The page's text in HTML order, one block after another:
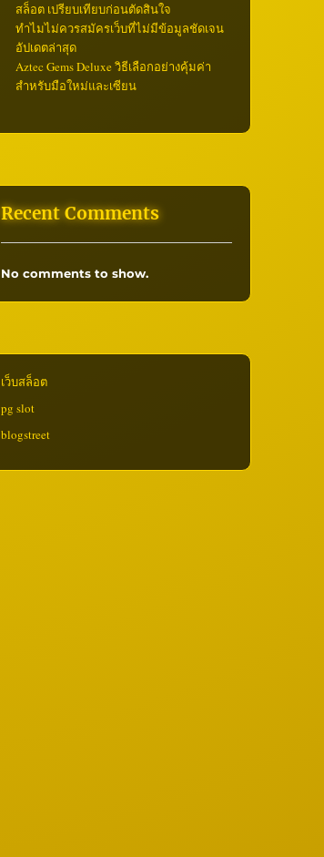
สล็อต เปรียบเทียบก่อนตัดสินใจ
ทำไมไม่ควรสมัครเว็บที่ไม่มีข้อมูลชัดเจน
อัปเดตล่าสุด
Aztec Gems Deluxe วิธีเลือกอย่างคุ้มค่า
สำหรับมือใหม่และเซียน
Recent Comments
No comments to show.
เว็บสล็อต
pg slot
blogstreet